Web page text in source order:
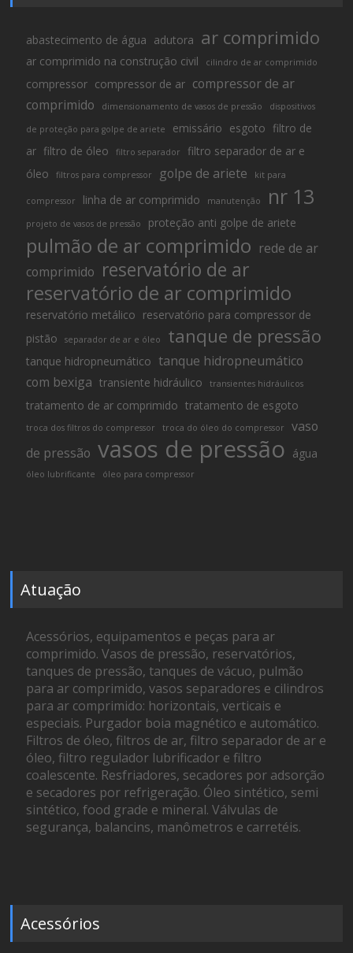
abastecimento de água adutora ar comprimido
ar comprimido na construção civil cilindro de ar comprimido
compressor compressor de ar compressor de ar
comprimido
dimensionamento de vasos de pressão dispositivos
de proteção para golpe de ariete emissário esgoto filtro de
ar filtro de óleo filtro separador
filtro separador de ar e
óleo
filtros para compressor golpe de ariete kit para
compressor linha de ar comprimido manutenção nr 13
projeto de vasos de pressão proteção anti golpe de ariete
pulmão de ar comprimido rede de ar
comprimido reservatório de ar
reservatório de ar comprimido
reservatório metálico reservatório para compressor de
pistão
separador de ar e óleo tanque de pressão
tanque hidropneumático tanque hidropneumático
com bexiga transiente hidráulico transientes hidráulicos
tratamento de ar comprimido tratamento de esgoto
troca dos filtros do compressor troca do óleo do compressor
vaso
de pressão vasos de pressão água
óleo lubrificante óleo para compressor
Atuação
Acessórios, equipamentos e peças para ar
comprimido. Vasos de pressão, reservatórios,
tanques de pressão, tanques de vácuo, pulmão
para ar comprimido, vasos separadores e cilindros
para ar comprimido: horizontais, verticais e
especiais. Purgador boia magnético e automático.
Filtros de óleo, filtros de ar, filtro separador de ar e
óleo, filtro regulador lubrificador e filtro
coalescente. Resfriadores, secadores por adsorção
e secadores por refrigeração. Óleo sintético, semi
sintético, food grade e mineral. Válvulas de
segurança, balancins, manômetros e carretéis.
Acessórios